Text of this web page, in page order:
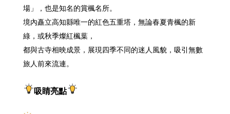
場」，也是知名的賞楓名所。
境內矗立高知縣唯一的紅色五重塔，無論春夏青楓的新
綠，或秋季燦紅楓葉，
都與古寺相映成景，展現四季不同的迷人風貌，吸引無數
旅人前來流連。
吸睛亮點